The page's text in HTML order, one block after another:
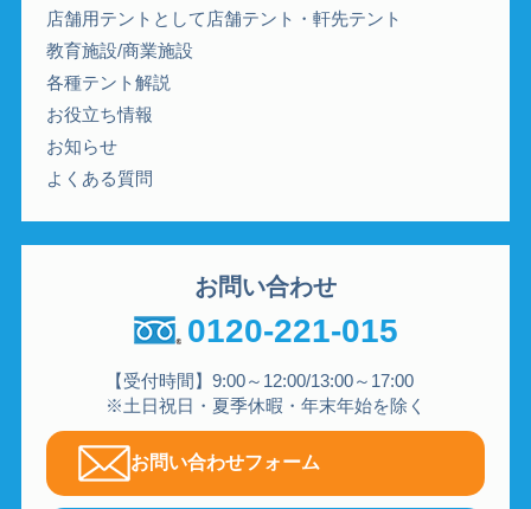
店舗用テントとして店舗テント・軒先テント
教育施設/商業施設
各種テント解説
お役立ち情報
お知らせ
よくある質問
お問い合わせ
0120-221-015
【受付時間】9:00～12:00/13:00～17:00
※土日祝日・夏季休暇・年末年始を除く
お問い合わせフォーム